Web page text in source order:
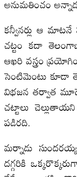
అనుమతించం
కన్వీనర్లు ఆ మాటనే
చట్టం కదా
ఆఖరి వస్త్రం
సెంటిమెంటు కూడా
విభజన తర్వాత
చట్టాలు
పడిరది.
మర్నాడు
దగ్గరికి